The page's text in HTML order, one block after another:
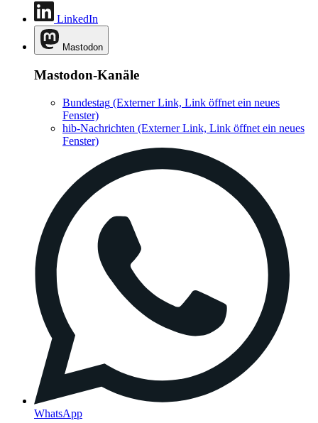
LinkedIn
Mastodon
Mastodon-Kanäle
Bundestag (Externer Link, Link öffnet ein neues
Fenster)
hib-Nachrichten (Externer Link, Link öffnet ein neues
Fenster)
WhatsApp